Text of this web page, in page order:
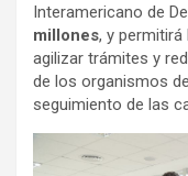
Interamericano de
millones, y
agilizar trámites y
de los organismos
seguimiento de las